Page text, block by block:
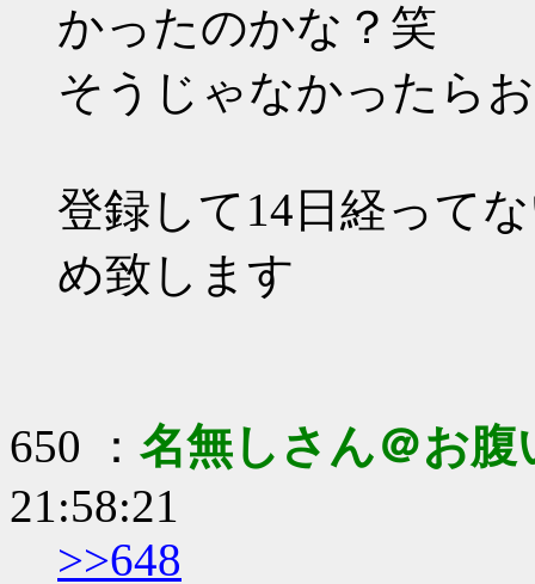
かったのかな？笑
そうじゃなかったら
登録して14日経って
め致します
650 ： 名無しさん＠お腹
21:58:21
>>648